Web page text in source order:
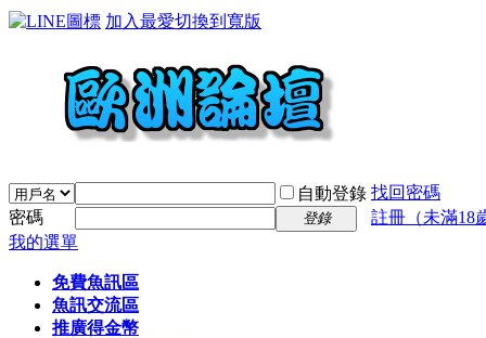
加入最愛切換到寬版
自動登錄 找回密碼
密碼
登錄
註冊（未滿18
我的選單
免費魚訊區
魚訊交流區
推廣得金幣